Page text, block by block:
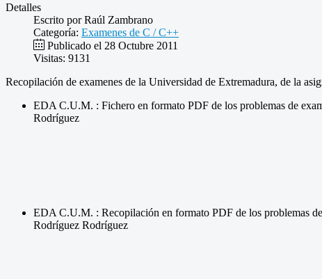
Detalles
Escrito porRaúl Zambrano
Categoría: Examenes de C / C++
Publicado el 28 Octubre 2011
Visitas: 9131
Recopilación de examenes de la Universidad de Extremadura, de la
EDA C.U.M. : Fichero en formato PDF de los problemas de
Rodríguez
EDA C.U.M. : Recopilación en formato PDF de los problemas
Rodríguez Rodríguez